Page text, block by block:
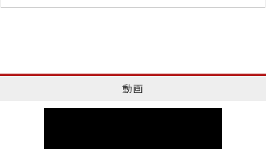
動画